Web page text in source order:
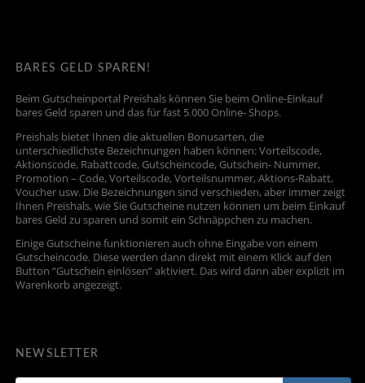
BARES GELD SPAREN!
Beim Gutscheinportal Preishals können Sie beim Online-Einkauf
bares Geld sparen und das für fast 5.000 Online- Shops.
Preishals bietet Ihnen die aktuellen Bonusarten, die
unterschiedlichste Bezeichnungen haben können: Vorteilscode,
Aktionscode, Rabattcode, Gutscheincode, Gutschein- Nummer,
Promotion – Code, Vorteilscode, Vorteilsnummer, Aktions-Rabatt,
Voucher usw. Die Bezeichnungen sind verschieden, aber immer zeigt
Ihnen Preishals, wie Sie Gutscheine nutzen können um beim Einkauf
bares Geld zu sparen und somit ein Schnäppchen zu machen.
Einige Gutscheine funktionieren auch ohne Eingabe von einem
Gutscheincode. Diese werden dann direkt mit einem Klick auf den
Button “Gutschein einlösen” aktiviert. Das wird dann aber explizit im
Warenkorb angezeigt.
NEWSLETTER